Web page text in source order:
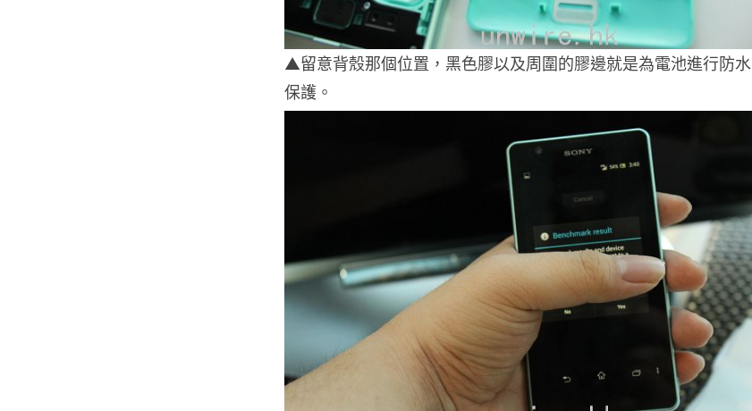
▲留意背殼那個位置，黑色膠以及周圍的膠邊就是為電池進行防水
保護。